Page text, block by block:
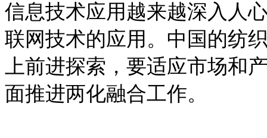
信息技术应用越来越深入人
联网技术的应用。中国的纺
上前进探索，要适应市场和
面推进两化融合工作。